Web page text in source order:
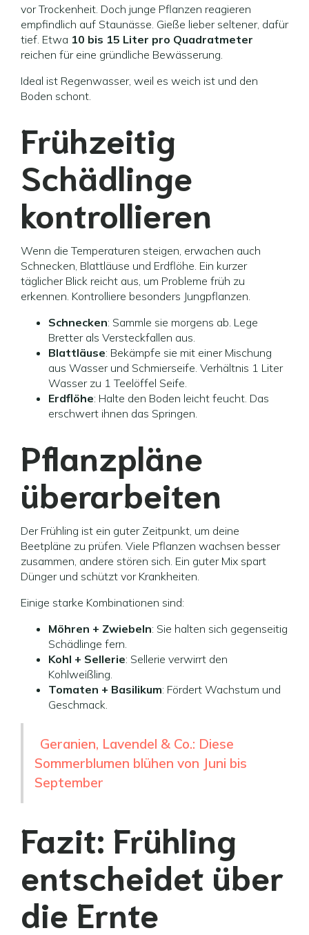
vor Trockenheit. Doch junge Pflanzen reagieren
empfindlich auf Staunässe. Gieße lieber seltener, dafür
tief. Etwa 10 bis 15 Liter pro Quadratmeter
reichen für eine gründliche Bewässerung.
Ideal ist Regenwasser, weil es weich ist und den
Boden schont.
Frühzeitig
Schädlinge
kontrollieren
Wenn die Temperaturen steigen, erwachen auch
Schnecken, Blattläuse und Erdflöhe. Ein kurzer
täglicher Blick reicht aus, um Probleme früh zu
erkennen. Kontrolliere besonders Jungpflanzen.
Schnecken: Sammle sie morgens ab. Lege
Bretter als Versteckfallen aus.
Blattläuse: Bekämpfe sie mit einer Mischung
aus Wasser und Schmierseife. Verhältnis 1 Liter
Wasser zu 1 Teelöffel Seife.
Erdflöhe: Halte den Boden leicht feucht. Das
erschwert ihnen das Springen.
Pflanzpläne
überarbeiten
Der Frühling ist ein guter Zeitpunkt, um deine
Beetpläne zu prüfen. Viele Pflanzen wachsen besser
zusammen, andere stören sich. Ein guter Mix spart
Dünger und schützt vor Krankheiten.
Einige starke Kombinationen sind:
Möhren + Zwiebeln: Sie halten sich gegenseitig
Schädlinge fern.
Kohl + Sellerie: Sellerie verwirrt den
Kohlweißling.
Tomaten + Basilikum: Fördert Wachstum und
Geschmack.
Geranien, Lavendel & Co.: Diese
Sommerblumen blühen von Juni bis
September
Fazit: Frühling
entscheidet über
die Ernte